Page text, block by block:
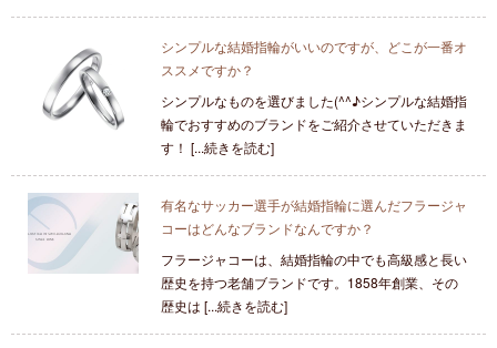
シンプルな結婚指輪がいいのですが、どこが一番オ
ススメですか？
シンプルなものを選びました(^^♪シンプルな結婚指
輪でおすすめのブランドをご紹介させていただきま
す！ [...続きを読む]
有名なサッカー選手が結婚指輪に選んだフラージャ
コーはどんなブランドなんですか？
フラージャコーは、結婚指輪の中でも高級感と長い
歴史を持つ老舗ブランドです。1858年創業、その
歴史は [...続きを読む]